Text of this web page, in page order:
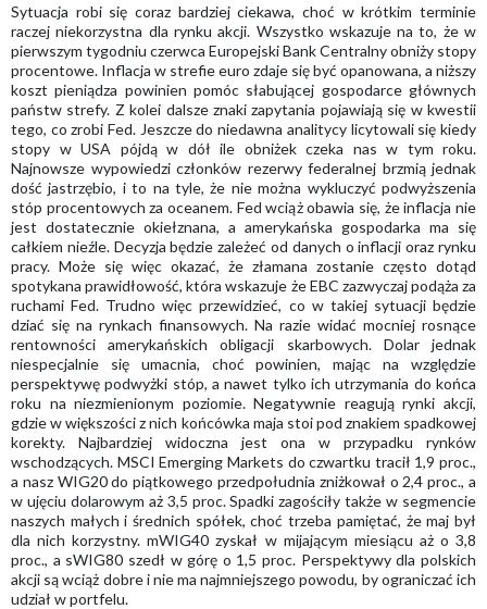
Sytuacja robi się coraz bardziej ciekawa, choć w krótkim terminie
raczej niekorzystna dla rynku akcji. Wszystko wskazuje na to, że w
pierwszym tygodniu czerwca Europejski Bank Centralny obniży stopy
procentowe. Inflacja w strefie euro zdaje się być opanowana, a niższy
koszt pieniądza powinien pomóc słabującej gospodarce głównych
państw strefy. Z kolei dalsze znaki zapytania pojawiają się w kwestii
tego, co zrobi Fed. Jeszcze do niedawna analitycy licytowali się kiedy
stopy w USA pójdą w dół ile obniżek czeka nas w tym roku.
Najnowsze wypowiedzi członków rezerwy federalnej brzmią jednak
dość jastrzębio, i to na tyle, że nie można wykluczyć podwyższenia
stóp procentowych za oceanem. Fed wciąż obawia się, że inflacja nie
jest dostatecznie okiełznana, a amerykańska gospodarka ma się
całkiem nieźle. Decyzja będzie zależeć od danych o inflacji oraz rynku
pracy. Może się więc okazać, że złamana zostanie często dotąd
spotykana prawidłowość, która wskazuje że EBC zazwyczaj podąża za
ruchami Fed. Trudno więc przewidzieć, co w takiej sytuacji będzie
dziać się na rynkach finansowych. Na razie widać mocniej rosnące
rentowności amerykańskich obligacji skarbowych. Dolar jednak
niespecjalnie się umacnia, choć powinien, mając na względzie
perspektywę podwyżki stóp, a nawet tylko ich utrzymania do końca
roku na niezmienionym poziomie. Negatywnie reagują rynki akcji,
gdzie w większości z nich końcówka maja stoi pod znakiem spadkowej
korekty. Najbardziej widoczna jest ona w przypadku rynków
wschodzących. MSCI Emerging Markets do czwartku tracił 1,9 proc.,
a nasz WIG20 do piątkowego przedpołudnia zniżkował o 2,4 proc., a
w ujęciu dolarowym aż 3,5 proc. Spadki zagościły także w segmencie
naszych małych i średnich spółek, choć trzeba pamiętać, że maj był
dla nich korzystny. mWIG40 zyskał w mijającym miesiącu aż o 3,8
proc., a sWIG80 szedł w górę o 1,5 proc. Perspektywy dla polskich
akcji są wciąż dobre i nie ma najmniejszego powodu, by ograniczać ich
udział w portfelu.